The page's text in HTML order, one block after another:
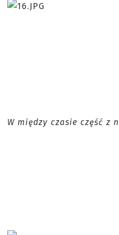
W między czasie część z